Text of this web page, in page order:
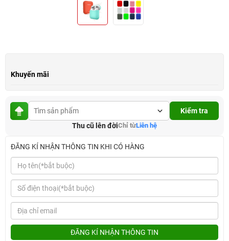
Khuyến mãi
Kiểm tra
Thu cũ lên đờiChỉ từLiên hệ
ĐĂNG KÍ NHẬN THÔNG TIN KHI CÓ HÀNG
ĐĂNG KÍ NHẬN THÔNG TIN